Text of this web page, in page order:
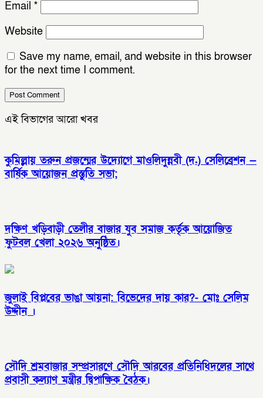
Email *
Website
Save my name, email, and website in this browser
for the next time I comment.
এই বিভাগের আরো খবর
কুমিল্লায় তরুন প্রজন্মের উদ্যোগে মাওলিদুন্নবী (দ.) সেলিব্রেশন —
বার্ষিক আয়োজন প্রস্তুতি সভা;
দক্ষিণ খড়িবাড়ী তেলীর বাজার যুব সমাজ কর্তৃক আয়োজিত
ফুটবল খেলা ২০২৬ অনুষ্ঠিত।
জুলাই বিপ্লবের ভাঙা আয়না: বিভেদের দায় কার?- মোঃ সেলিম
উদ্দীন ।
সৌদি শ্রমবাজার সম্প্রসারণে সৌদি আরবের প্রতিনিধিদলের সাথে
প্রবাসী কল্যাণ মন্ত্রীর দ্বিপাক্ষিক বৈঠক।